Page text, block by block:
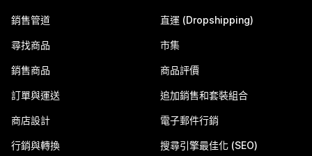
銷售管道
尋找商品
銷售商品
訂單與運送
商店設計
行銷與轉換
直運 (Dropshipping)
市集
商品評價
追加銷售和套裝組合
電子郵件行銷
搜尋引擎最佳化 (SEO)